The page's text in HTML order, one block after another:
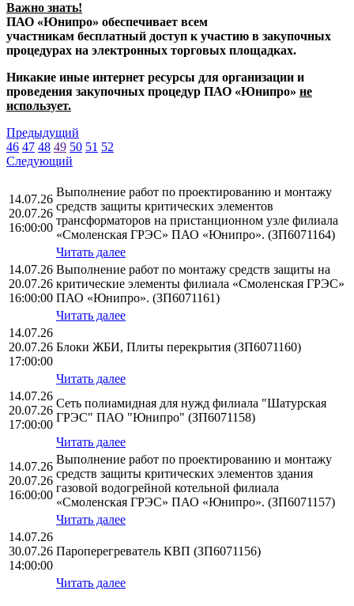
Важно знать!
ПАО «Юнипро» обеспечивает всем
участникам бесплатный доступ к участию в закупочных
процедурах на электронных торговых площадках.
Никакие иные интернет ресурсы для организации и
проведения закупочных процедур ПАО «Юнипро» не
использует.
Предыдущий
46 47 48 49 50 51 52
Следующий
14.07.26
20.07.26
16:00:00
Выполнение работ по проектированию и монтажу
средств защиты критических элементов
трансформаторов на пристанционном узле филиала
«Смоленская ГРЭС» ПАО «Юнипро». (ЗП6071164)
Читать далее
14.07.26
20.07.26
16:00:00
Выполнение работ по монтажу средств защиты на
критические элементы филиала «Смоленская ГРЭС»
ПАО «Юнипро». (ЗП6071161)
Читать далее
14.07.26
20.07.26
17:00:00
Блоки ЖБИ, Плиты перекрытия (ЗП6071160)
Читать далее
14.07.26
20.07.26
17:00:00
Сеть полиамидная для нужд филиала "Шатурская
ГРЭС" ПАО "Юнипро" (ЗП6071158)
Читать далее
14.07.26
20.07.26
16:00:00
Выполнение работ по проектированию и монтажу
средств защиты критических элементов здания
газовой водогрейной котельной филиала
«Смоленская ГРЭС» ПАО «Юнипро». (ЗП6071157)
Читать далее
14.07.26
30.07.26
14:00:00
Пароперегреватель КВП (ЗП6071156)
Читать далее